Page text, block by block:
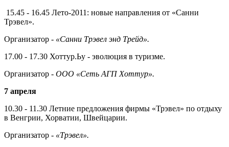
15.45 - 16.45 Лето-2011: новые на­правления от «Санни
Трэвел».
Организатор - «Санни Трэвел энд Трейд».
17.00 - 17.30 Хоттур.Ьу - эволюция в туризме.
Организатор - ООО «Сеть АГП Хоттур».
7 апреля
10.30 - 11.30 Летние предложения фирмы «Трэвел» по отдыху
в Вен­грии, Хорватии, Швейцарии.
Организатор - «Трэвел».